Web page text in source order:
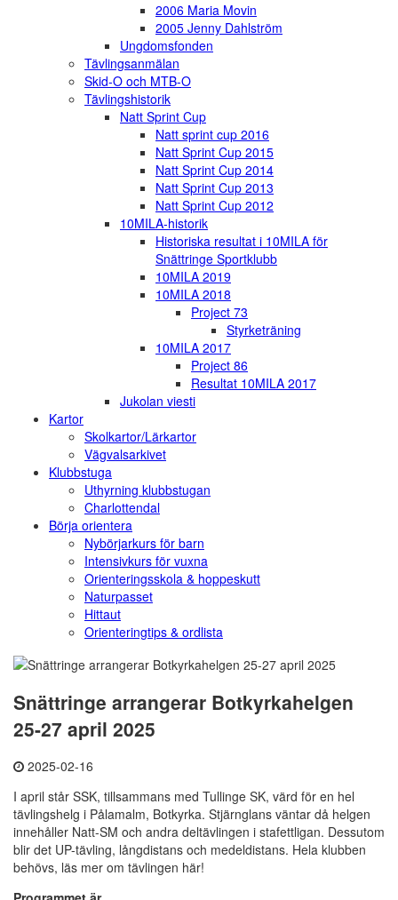
2006 Maria Movin
2005 Jenny Dahlström
Ungdomsfonden
Tävlingsanmälan
Skid-O och MTB-O
Tävlingshistorik
Natt Sprint Cup
Natt sprint cup 2016
Natt Sprint Cup 2015
Natt Sprint Cup 2014
Natt Sprint Cup 2013
Natt Sprint Cup 2012
10MILA-historik
Historiska resultat i 10MILA för
Snättringe Sportklubb
10MILA 2019
10MILA 2018
Project 73
Styrketräning
10MILA 2017
Project 86
Resultat 10MILA 2017
Jukolan viesti
Kartor
Skolkartor/Lärkartor
Vägvalsarkivet
Klubbstuga
Uthyrning klubbstugan
Charlottendal
Börja orientera
Nybörjarkurs för barn
Intensivkurs för vuxna
Orienteringsskola & hoppeskutt
Naturpasset
Hittaut
Orienteringtips & ordlista
Snättringe arrangerar Botkyrkahelgen
25-27 april 2025
2025-02-16
I april står SSK, tillsammans med Tullinge SK, värd för en hel
tävlingshelg i Pålamalm, Botkyrka. Stjärnglans väntar då helgen
innehåller Natt-SM och andra deltävlingen i stafettligan. Dessutom
blir det UP-tävling, långdistans och medeldistans. Hela klubben
behövs, läs mer om tävlingen här!